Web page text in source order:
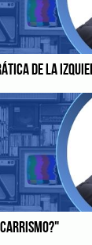
DE LA